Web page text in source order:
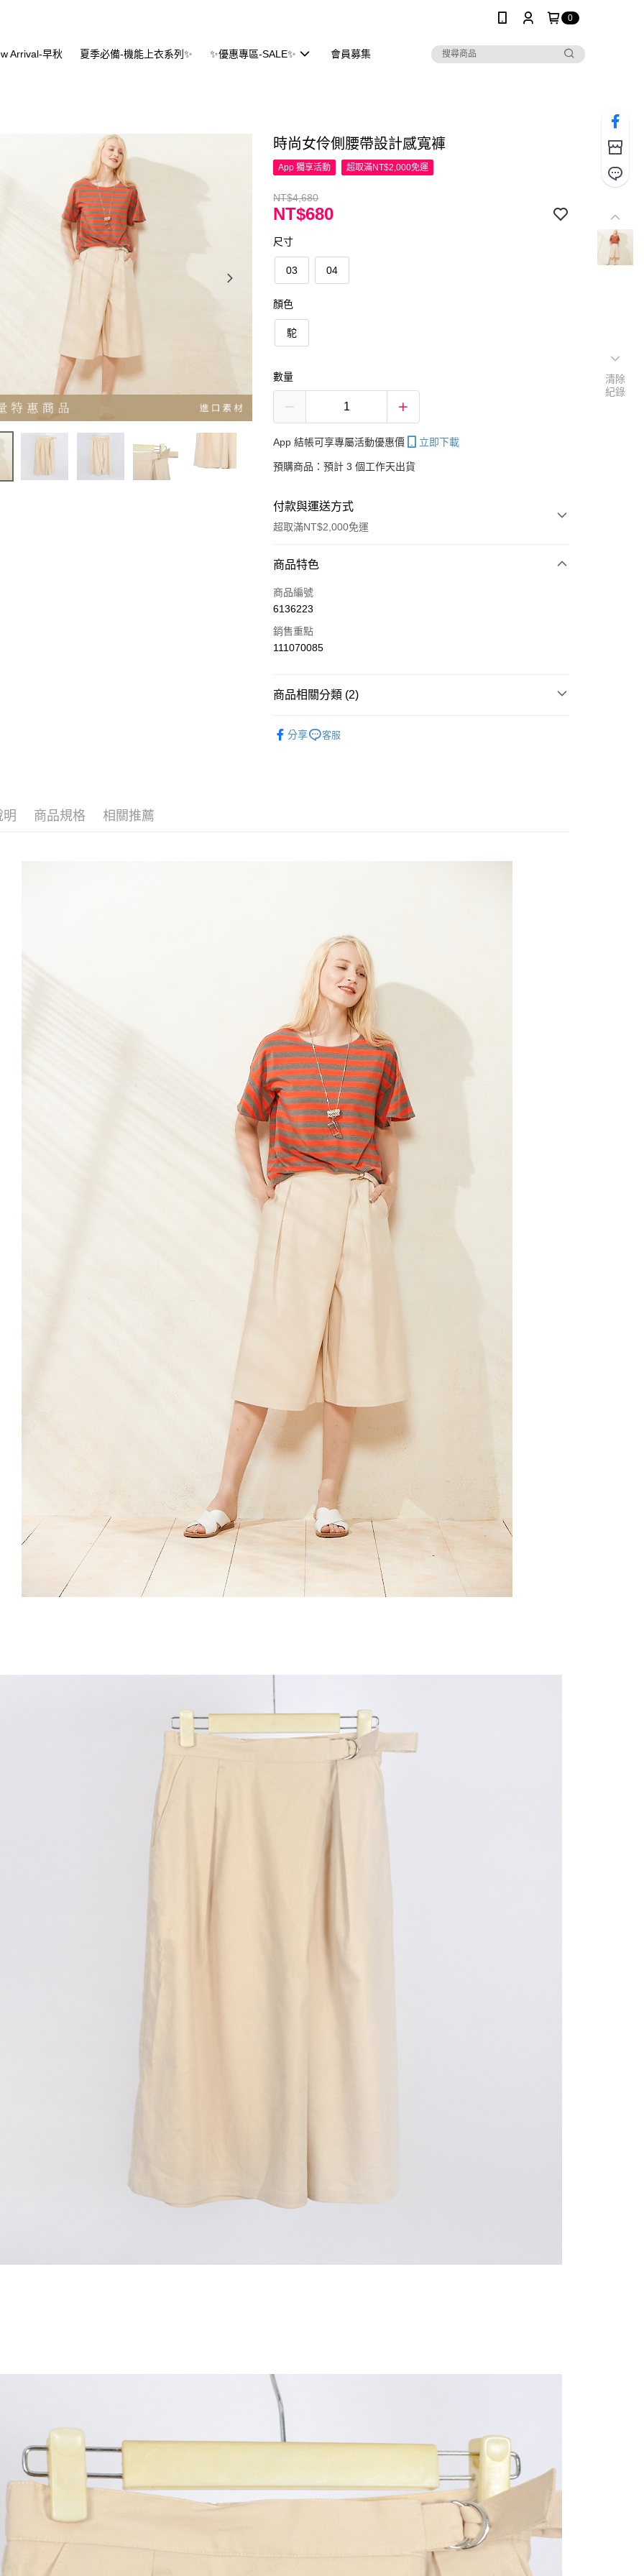
0
Arrival-早秋 夏季必備-機能上衣系列✨ ✨優惠專區-SALE✨ 會員募集
時尚女伶側腰帶設計感寬褲
App 獨享活動 超取滿NT$2,000免運
NT$4,680
NT$680
尺寸
03 04
顏色
駝
數量
App 結帳可享專屬活動優惠價 立即下載
預購商品：預計 3 個工作天出貨
付款與運送方式
超取滿NT$2,000免運
付款方式
信用卡一次付款
LINE Pay
悠遊付
／ATM／網路銀行／等多元方式進行付款，方視為交易完成。
※ 請注意：結帳手續完成當下不需立刻繳費，但若您需要取消訂單，請聯
絡購買商品的店家。未經商家同意取消之訂單仍視為有效，需透過AFTEE
先享後付繳納相關費用。
※ 交易是否成功請以「AFTEE先享後付 」之結帳頁面顯示為準，若有關於
是否繳費成功／繳費後需取消欲退款等相關疑問，請聯繫「AFTEE先享後
付客戶支援中心」https://netprotections.freshdesk.com/support/home
【注意事項】
１．透過由恩沛科技股份有限公司提供之「AFTEE先享後付」服務完成之
交易，需依本服務之必要範圍內提供個人資料，並將交易相關給付款項請
求債權轉讓予恩沛科技股份有限公司。
２．關於個人資料處理事宜，請瀏覽以下網址：
https://aftee.tw/terms/#terms3
３．未成年的使用者請事先徵得法定代理人或監護人之同意方可使用
「AFTEE先享後付」，若未經同意申辦者引起之損失，本公司不負相關責
任。
４．使用「AFTEE先享後付」時，將依據個別帳號之用戶狀況，依本公司
即時審查核予不同之上限額度；若仍有額度不足之情形，本公司將視審查
結果請求用戶進行身份認證。
５．嚴禁一人註冊多個帳號或使用他人資訊註冊。若發現惡意使用之情
形，恩沛科技股份有限公司將有權停止該用戶之使用額度並採取法律行
動。
每筆NT$60，滿NT$2,000(含以上)免運費
付款後7-11取貨---滿2000元免運
每筆NT$60，滿NT$2,000(含以上)免運費
宅配-滿2000元免運
每筆NT$120，滿NT$2,000(含以上)免運費
商品特色
商品編號
6136223
銷售重點
111070085
商品相關分類 (2)
分享 客服
明 商品規格 相關推薦
清除
紀錄